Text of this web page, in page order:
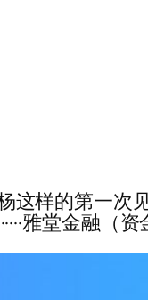
这样的第一次
雅堂金融（